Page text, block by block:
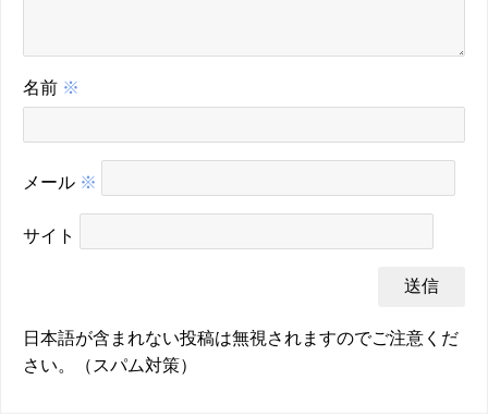
名前 ※
メール ※
サイト
日本語が含まれない投稿は無視されますのでご注意くだ
さい。（スパム対策）